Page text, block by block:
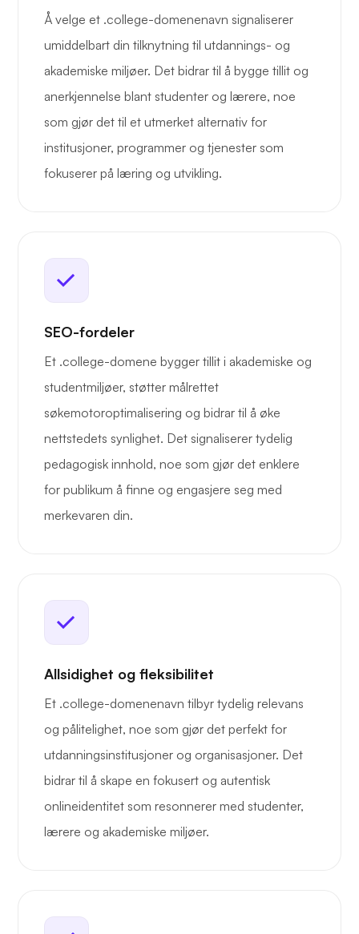
Å velge et .college-domenenavn signaliserer
umiddelbart din tilknytning til utdannings- og
akademiske miljøer. Det bidrar til å bygge tillit og
anerkjennelse blant studenter og lærere, noe
som gjør det til et utmerket alternativ for
institusjoner, programmer og tjenester som
fokuserer på læring og utvikling.
SEO-fordeler
Et .college-domene bygger tillit i akademiske og
studentmiljøer, støtter målrettet
søkemotoroptimalisering og bidrar til å øke
nettstedets synlighet. Det signaliserer tydelig
pedagogisk innhold, noe som gjør det enklere
for publikum å finne og engasjere seg med
merkevaren din.
Allsidighet og fleksibilitet
Et .college-domenenavn tilbyr tydelig relevans
og pålitelighet, noe som gjør det perfekt for
utdanningsinstitusjoner og organisasjoner. Det
bidrar til å skape en fokusert og autentisk
onlineidentitet som resonnerer med studenter,
lærere og akademiske miljøer.